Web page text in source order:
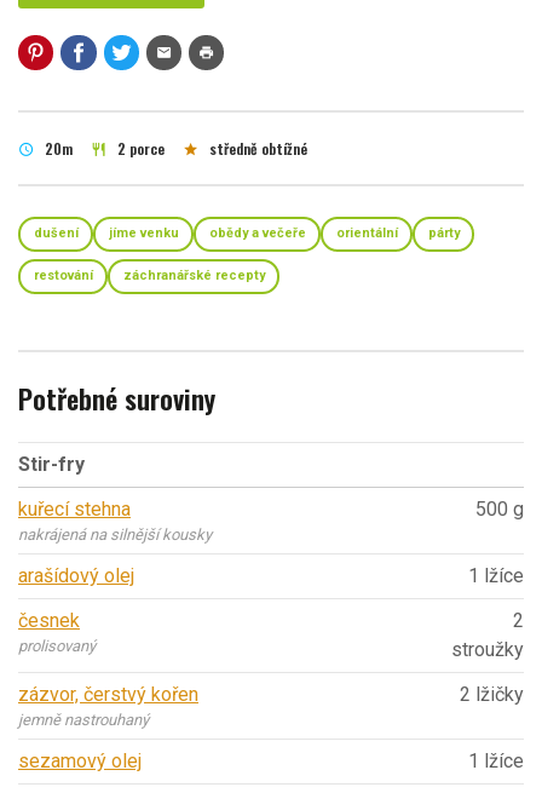
mail print
schedule 20m restaurant 2 porce star středně obtížné
dušení jíme venku obědy a večeře orientální párty
restování záchranářské recepty
Potřebné suroviny
Stir-fry
kuřecí stehna
nakrájená na silnější kousky
500 g
arašídový olej
1 lžíce
česnek
prolisovaný
2
stroužky
zázvor, čerstvý kořen
jemně nastrouhaný
2 lžičky
sezamový olej
1 lžíce